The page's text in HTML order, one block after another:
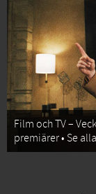
Film och TV –
premiärer • Se